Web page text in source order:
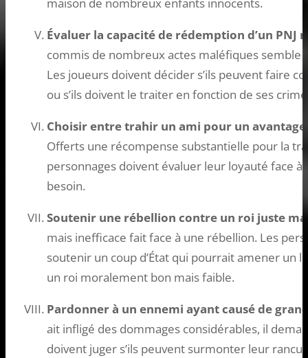
maison de nombreux enfants innocents.
Évaluer la capacité de rédemption d’un PNJ
commis de nombreux actes maléfiques semble
Les joueurs doivent décider s’ils peuvent faire
ou s’ils doivent le traiter en fonction de ses
Choisir entre trahir un ami pour un
Offerts une récompense substantielle pour la
personnages doivent évaluer leur loyauté face
besoin.
Soutenir une rébellion contre un roi juste
mais inefficace fait face à une rébellion. Les
soutenir un coup d’État qui pourrait amener un
un roi moralement bon mais faible.
Pardonner à un ennemi ayant causé de
ait infligé des dommages considérables, il
doivent juger s’ils peuvent surmonter leur